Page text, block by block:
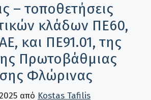
– τοποθετήσεις
κλάδων ΠΕ60,
και ΠΕ91.01, της
Πρωτοβάθμιας
Φλώρινας
από Kostas Tafilis